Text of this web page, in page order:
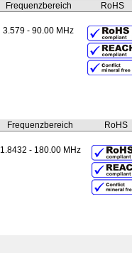
Frequenzbereich RoHS
3.579 - 90.00 MHz
Frequenzbereich RoHS
1.8432 - 180.00 MHz